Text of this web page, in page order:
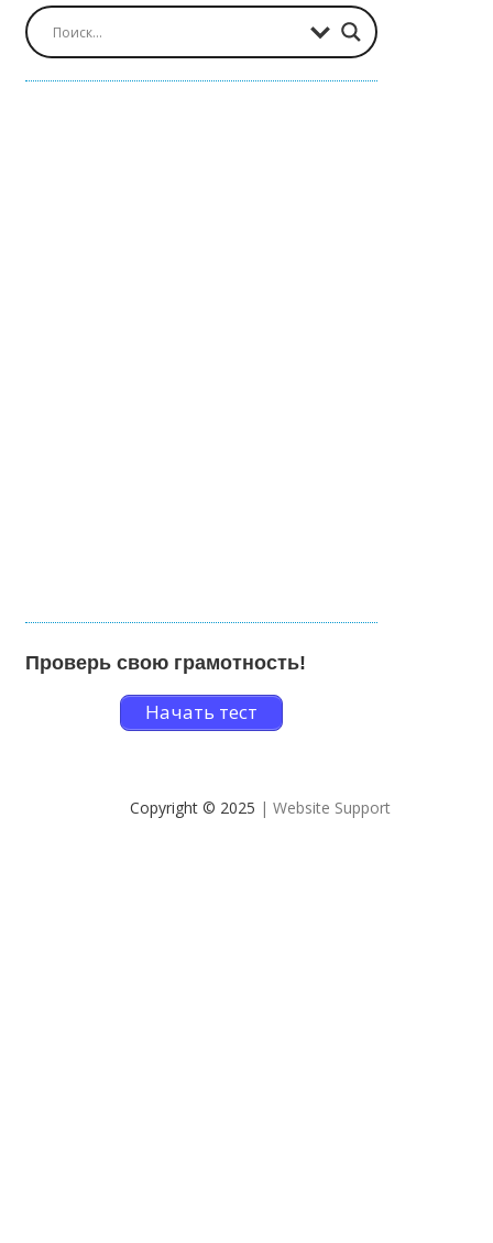
Проверь свою грамотность!
Начать тест
Copyright © 2025 | Website Support